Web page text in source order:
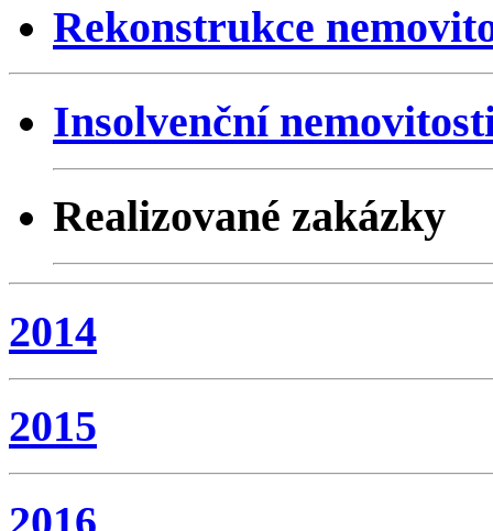
Rekonstrukce
Insolvenční
Realizované zakázky
2014
2015